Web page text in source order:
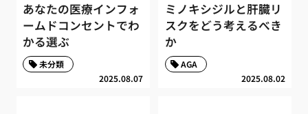
あなたの医療インフォ
ームドコンセントでわ
かる選ぶ
2025.08.07
未分類
ミノキシジルと肝臓リ
スクをどう考えるべき
か
2025.08.02
AGA